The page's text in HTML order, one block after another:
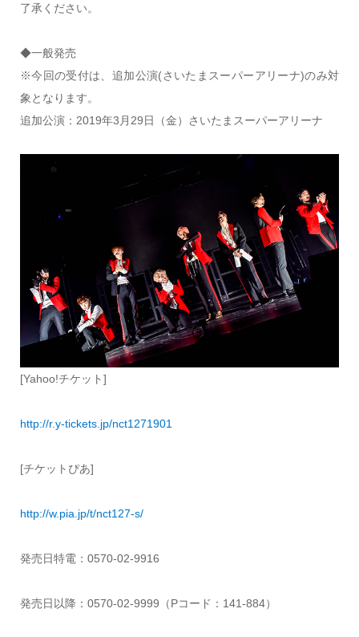
了承ください。
◆一般発売
※今回の受付は、追加公演(さいたまスーパーアリーナ)のみ対
象となります。
追加公演：2019年3月29日（金）さいたまスーパーアリーナ
[Yahoo!チケット]
http://r.y-tickets.jp/nct1271901
[チケットぴあ]
http://w.pia.jp/t/nct127-s/
発売日特電：0570-02-9916
発売日以降：0570-02-9999（Pコード：141-884）